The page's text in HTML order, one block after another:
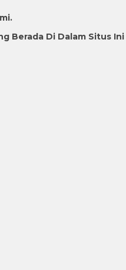
Berada Di Dalam Situs Ini